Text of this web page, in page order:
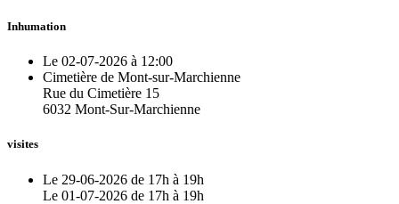
Inhumation
Le 02-07-2026 à 12:00
Cimetière de Mont-sur-Marchienne
Rue du Cimetière 15
6032 Mont-Sur-Marchienne
visites
Le 29-06-2026 de 17h à 19h
Le 01-07-2026 de 17h à 19h